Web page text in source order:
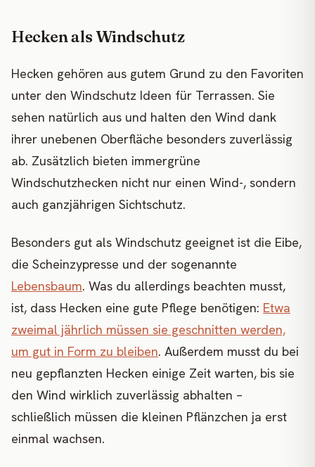
Hecken als Windschutz
Hecken gehören aus gutem Grund zu den Favoriten
unter den Windschutz Ideen für Terrassen. Sie
sehen natürlich aus und halten den Wind dank
ihrer unebenen Oberfläche besonders zuverlässig
ab. Zusätzlich bieten immergrüne
Windschutzhecken nicht nur einen Wind-, sondern
auch ganzjährigen Sichtschutz.
Besonders gut als Windschutz geeignet ist die Eibe,
die Scheinzypresse und der sogenannte
Lebensbaum. Was du allerdings beachten musst,
ist, dass Hecken eine gute Pflege benötigen: Etwa
zweimal jährlich müssen sie geschnitten werden,
um gut in Form zu bleiben. Außerdem musst du bei
neu gepflanzten Hecken einige Zeit warten, bis sie
den Wind wirklich zuverlässig abhalten –
schließlich müssen die kleinen Pflänzchen ja erst
einmal wachsen.